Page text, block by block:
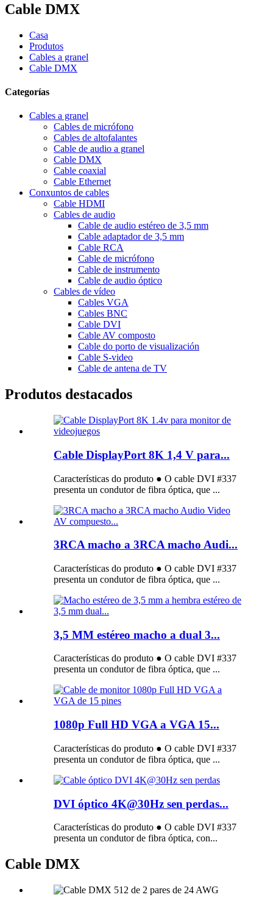
Cable DMX
Casa
Produtos
Cables a granel
Cable DMX
Categorías
Cables a granel
Cables de micrófono
Cables de altofalantes
Cable de audio a granel
Cable DMX
Cable coaxial
Cable Ethernet
Conxuntos de cables
Cable HDMI
Cables de audio
Cable de audio estéreo de 3,5 mm
Cable adaptador de 3,5 mm
Cable RCA
Cable de micrófono
Cable de instrumento
Cable de audio óptico
Cables de vídeo
Cables VGA
Cables BNC
Cable DVI
Cable AV composto
Cable do porto de visualización
Cable S-video
Cable de antena de TV
Produtos destacados
Cable DisplayPort 8K 1,4 V para...
Características do produto ● O cable DVI #337
presenta un condutor de fibra óptica, que ...
3RCA macho a 3RCA macho Audi...
Características do produto ● O cable DVI #337
presenta un condutor de fibra óptica, que ...
3,5 MM estéreo macho a dual 3...
Características do produto ● O cable DVI #337
presenta un condutor de fibra óptica, que ...
1080p Full HD VGA a VGA 15...
Características do produto ● O cable DVI #337
presenta un condutor de fibra óptica, que ...
DVI óptico 4K@30Hz sen perdas...
Características do produto ● O cable DVI #337
presenta un condutor de fibra óptica, con...
Cable DMX